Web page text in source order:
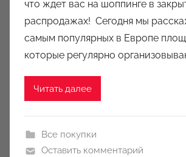
u
k
c
что ждет вас на шоппинге в
распродажах! Сегодня мы
самым популярных в Европе
которые регулярно
Читать далее
Все покупки
Оставить комментарий